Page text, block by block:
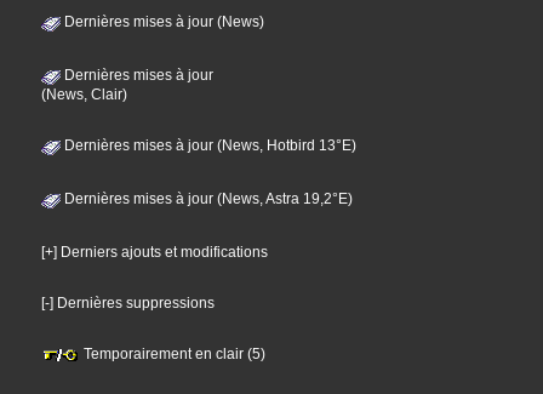
Dernières mises à jour (News)
Dernières mises à jour
(News, Clair)
Dernières mises à jour (News, Hotbird 13°E)
Dernières mises à jour (News, Astra 19,2°E)
[+] Derniers ajouts et modifications
[-] Dernières suppressions
Temporairement en clair (5)